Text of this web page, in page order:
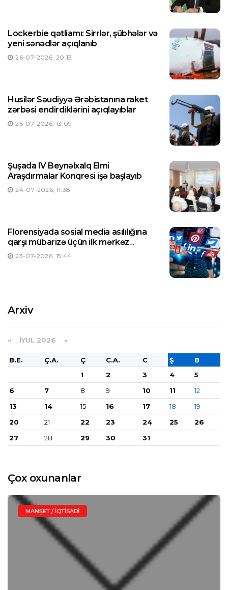
Lockerbie qətliamı: Sirrlər, şübhələr və
yeni sənədlər açıqlanıb
26-07-2026, 20:13
Husilər Səudiyyə Ərəbistanına raket
zərbəsi endirdiklərini açıqlayıblar
26-07-2026, 13:09
Şuşada IV Beynəlxalq Elmi
Araşdırmalar Konqresi işə başlayıb
24-07-2026, 11:38
Florensiyada sosial media asılılığına
qarşı mübarizə üçün ilk mərkəz
yaradılıb
23-07-2026, 15:44
Arxiv
« İYUL 2026 »
B.E. Ç.A. Ç C.A. C Ş
B
1
2 3 4
5
6
7 8 9 10 11
12
13
14 15 16 17 18
19
20
21 22 23 24 25
26
27
28 29 30 31
Çox oxunanlar
MANŞET / İQTISADI